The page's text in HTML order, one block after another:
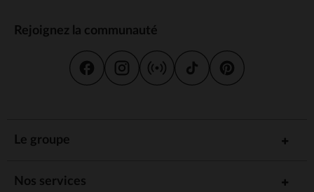
Rejoignez la communauté
Le groupe
Nos services